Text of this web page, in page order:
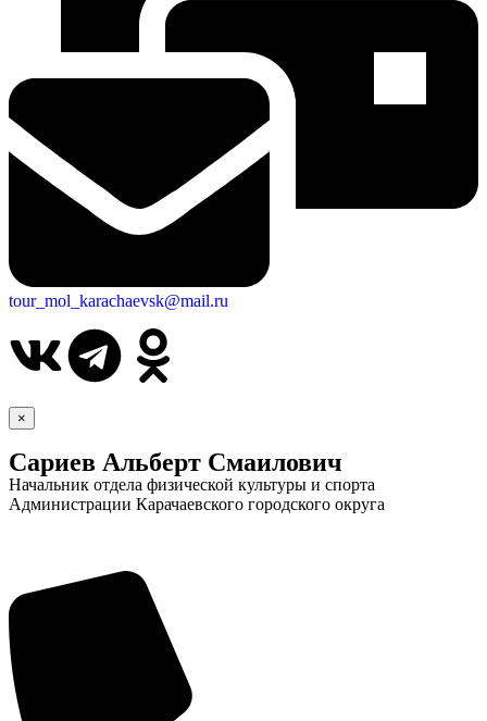
tour_mol_karachaevsk@mail.ru
×
Сариев Альберт Смаилович
Начальник отдела физической культуры и спорта
Администрации Карачаевского городского округа